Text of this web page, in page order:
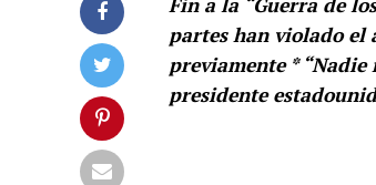
Fin a la “Guerra de
partes han violado el
previamente *
presidente